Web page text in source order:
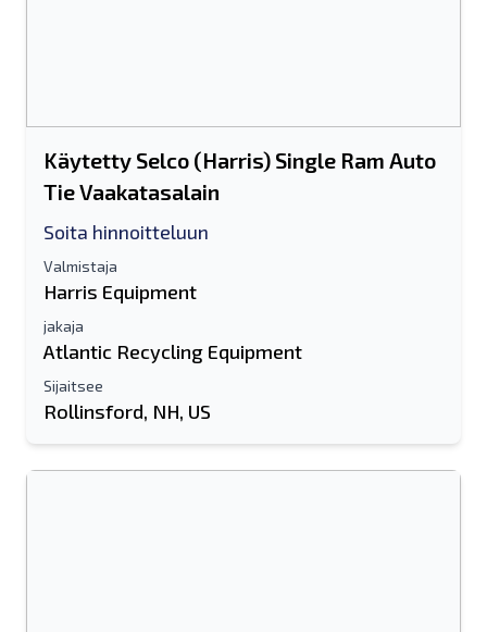
Käytetty Selco (Harris) Single Ram Auto
Tie Vaakatasalain
Soita hinnoitteluun
Valmistaja
Harris Equipment
jakaja
Atlantic Recycling Equipment
Sijaitsee
Rollinsford, NH, US